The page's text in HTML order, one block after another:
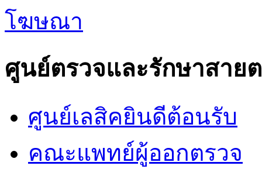
ศูนย์ตรวจและรักษาสาย
ศูนย์เลสิคยินดีต้อนรับ
คณะแพทย์ผู้ออกตรวจ